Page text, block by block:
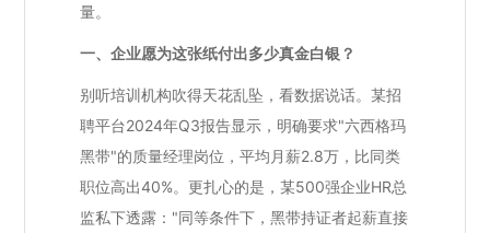
量。
一、企业愿为这张纸付出多少真金白银？
别听培训机构吹得天花乱坠，看数据说话。某招
聘平台2024年Q3报告显示，明确要求"六西格玛
黑带"的质量经理岗位，平均月薪2.8万，比同类
职位高出40%。更扎心的是，某500强企业HR总
监私下透露："同等条件下，黑带持证者起薪直接